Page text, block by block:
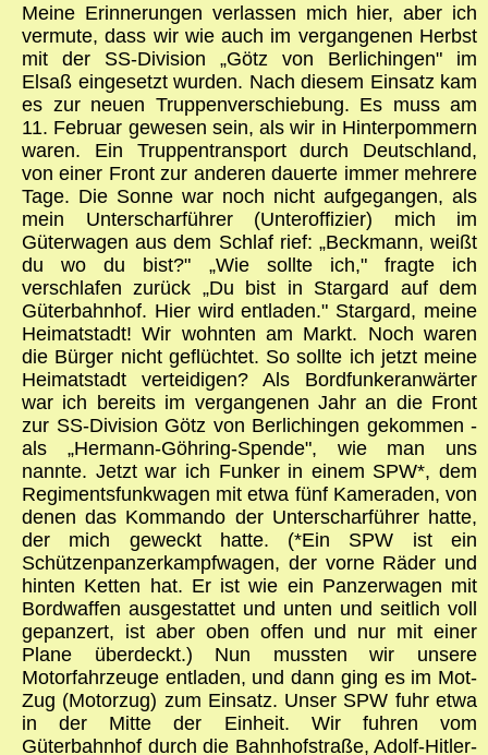
Meine Erinnerungen verlassen mich hier, aber ich
vermute, dass wir wie auch im vergangenen Herbst
mit der SS-Division „Götz von Berlichingen" im
Elsaß eingesetzt wurden. Nach diesem Einsatz kam
es zur neuen Truppenverschiebung. Es muss am
11. Februar gewesen sein, als wir in Hinterpommern
waren. Ein Truppentransport durch Deutschland,
von einer Front zur anderen dauerte immer mehrere
Tage. Die Sonne war noch nicht aufgegangen, als
mein Unterscharführer (Unteroffizier) mich im
Güterwagen aus dem Schlaf rief: „Beckmann, weißt
du wo du bist?" „Wie sollte ich," fragte ich
verschlafen zurück „Du bist in Stargard auf dem
Güterbahnhof. Hier wird entladen." Stargard, meine
Heimatstadt! Wir wohnten am Markt. Noch waren
die Bürger nicht geflüchtet. So sollte ich jetzt meine
Heimatstadt verteidigen? Als Bordfunkeranwärter
war ich bereits im vergangenen Jahr an die Front
zur SS-Division Götz von Berlichingen gekommen -
als „Hermann-Göhring-Spende", wie man uns
nannte. Jetzt war ich Funker in einem SPW*, dem
Regimentsfunkwagen mit etwa fünf Kameraden, von
denen das Kommando der Unterscharführer hatte,
der mich geweckt hatte. (*Ein SPW ist ein
Schützenpanzerkampfwagen, der vorne Räder und
hinten Ketten hat. Er ist wie ein Panzerwagen mit
Bordwaffen ausgestattet und unten und seitlich voll
gepanzert, ist aber oben offen und nur mit einer
Plane überdeckt.) Nun mussten wir unsere
Motorfahrzeuge entladen, und dann ging es im Mot-
Zug (Motorzug) zum Einsatz. Unser SPW fuhr etwa
in der Mitte der Einheit. Wir fuhren vom
Güterbahnhof durch die Bahnhofstraße, Adolf-Hitler-